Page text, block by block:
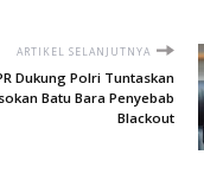
ARTIKEL SELANJUTNYA
Dukung Polri Tuntaskan
Batu Bara Penyebab
Blackout